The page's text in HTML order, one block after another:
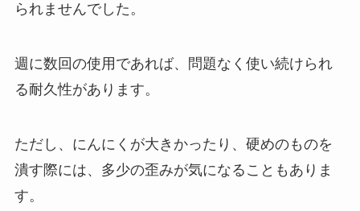
られませんでした。
週に数回の使用であれば、問題なく使い続けられ
る耐久性があります。
ただし、にんにくが大きかったり、硬めのものを
潰す際には、多少の歪みが気になることもありま
す。